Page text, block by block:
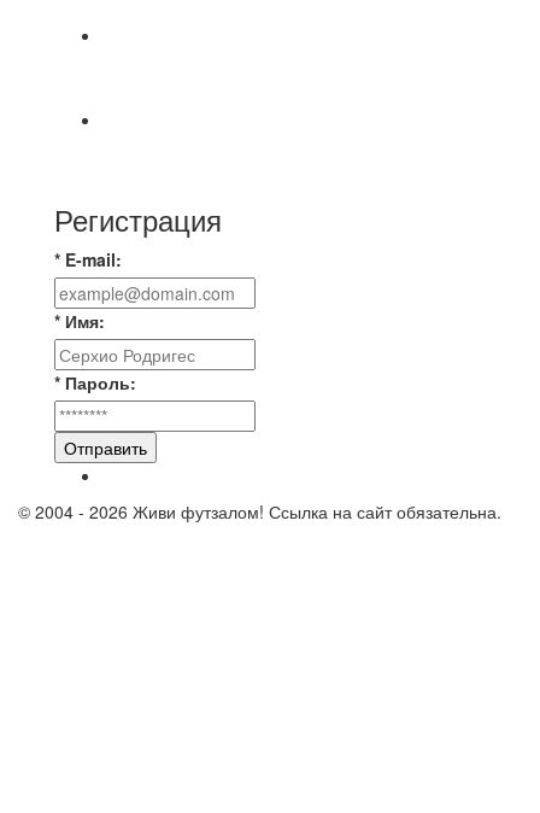
Регистрация
* E-mail:
* Имя:
* Пароль:
Отправить
© 2004 - 2026 Живи футзалом! Ссылка на сайт обязательна.